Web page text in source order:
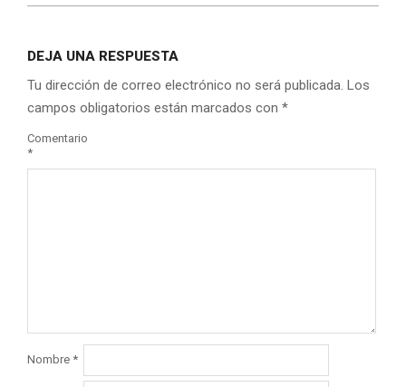
DEJA UNA RESPUESTA
Tu dirección de correo electrónico no será publicada. Los
campos obligatorios están marcados con *
Comentario
*
Nombre *